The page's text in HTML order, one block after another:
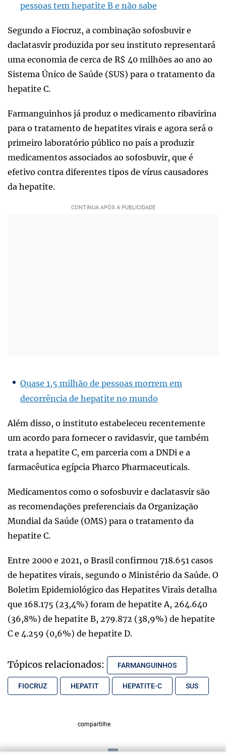
pessoas tem hepatite B e não sabe
Segundo a Fiocruz, a combinação sofosbuvir e
daclatasvir produzida por seu instituto representará
uma economia de cerca de R$ 40 milhões ao ano ao
Sistema Único de Saúde (SUS) para o tratamento da
hepatite C.
Farmanguinhos já produz o medicamento ribavirina
para o tratamento de hepatites virais e agora será o
primeiro laboratório público no país a produzir
medicamentos associados ao sofosbuvir, que é
efetivo contra diferentes tipos de vírus causadores
da hepatite.
Quase 1,5 milhão de pessoas morrem em
decorrência de hepatite no mundo
Além disso, o instituto estabeleceu recentemente
um acordo para fornecer o ravidasvir, que também
trata a hepatite C, em parceria com a DNDi e a
farmacêutica egípcia Pharco Pharmaceuticals.
Medicamentos como o sofosbuvir e daclatasvir são
as recomendações preferenciais da Organização
Mundial da Saúde (OMS) para o tratamento da
hepatite C.
Entre 2000 e 2021, o Brasil confirmou 718.651 casos
de hepatites virais, segundo o Ministério da Saúde. O
Boletim Epidemiológico das Hepatites Virais detalha
que 168.175 (23,4%) foram de hepatite A, 264.640
(36,8%) de hepatite B, 279.872 (38,9%) de hepatite
C e 4.259 (0,6%) de hepatite D.
Tópicos relacionados: FARMANGUINHOS
FIOCRUZ HEPATIT HEPATITE-C SUS
compartilhe